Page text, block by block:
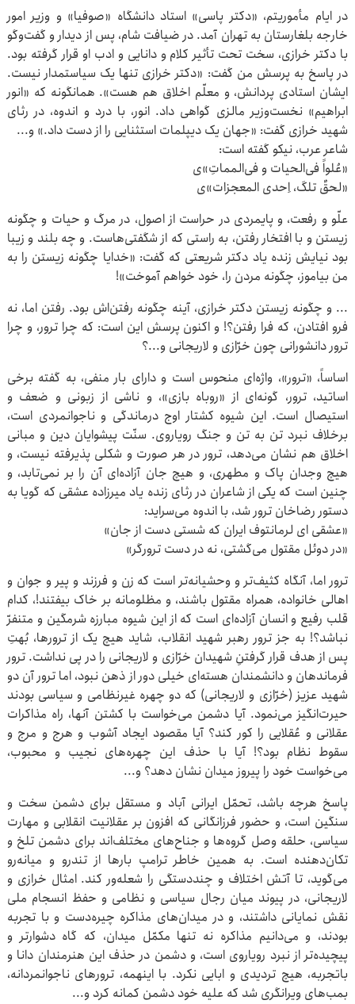
در ایام مأموریتم، «دکتر پاسی» استاد دانشگاه «صوفیا» و وزیر امور
خارجه بلغارستان به تهران آمد. در ضیافت شام، پس از دیدار و گفت‌وگو
با دکتر خرازی، سخت تحت تأثیر کلام و دانایی و ادب او قرار گرفته بود.
در پاسخ به پرسش من گفت: «دکتر خرازی تنها یک سیاستمدار نیست.
ایشان استادی پردانش، و معلّم اخلاق هم هست». همانگونه که «انور
ابراهیم» نخست‌وزیر مالزی گواهی داد. انور، با درد و اندوه، در رثای
شهید خرازی گفت: «جهان یک دیپلمات استثنایی را از دست داد.» و...
شاعر عرب، نیکو گفته است:
«عُلواً فی‌الحیات و فی‌المماتِ»ی
«لحقٌ تلکَ، اِحدی المعجزات»ی
علّو و رفعت، و پایمردی در حراست از اصول، در مرگ و حیات و چگونه
زیستن و با افتخار رفتن، به راستی که از شگفتی‌هاست. و چه بلند و زیبا
بود نیایش زنده یاد دکتر شریعتی که گفت: «خدایا چگونه زیستن را به
من بیاموز، چگونه مردن را، خود خواهم آموخت»!
... و چگونه زیستن دکتر خرازی، آینه چگونه رفتن‌اش بود. رفتن اما، نه
فرو افتادن، که فرا رفتن؟! و اکنون پرسش این است: که چرا ترور، و چرا
ترور دانشورانی چون خرّازی و لاریجانی و...؟
اساساً، «ترور»، واژه‌ای منحوس است و دارای بار منفی، به گفته برخی
اساتید، ترور، گونه‌ای از «روباه بازی»، و ناشی از زبونی و ضعف و
استیصال است. این شیوه کشتار اوج درماندگی و ناجوانمردی است،
برخلاف نبرد تن به تن و جنگ رویاروی. سنّت پیشوایان دین و مبانی
اخلاق هم نشان می‌دهد، ترور در هر صورت و شکلی پذیرفته نیست، و
هیچ وجدان پاک و مطهری، و هیچ جان آزاده‌ای آن را بر نمی‌تابد، و
چنین است که یکی از شاعران در رثای زنده یاد میرزاده عشقی که گویا به
دستور رضاخان ترور شد، با اندوه می‌سراید:
«عشقی ای لرمانتوف ایران که شستی دست از جان»
«در دوئل مقتول می‌گشتی، نه در دست ترورگر»
ترور اما، آنگاه کثیف‌تر و وحشیانه‌تر است که زن و فرزند و پیر و جوان و
اهالی خانواده، همراه مقتول باشند، و مظلومانه بر خاک بیفتند!، کدام
قلب رفیع و انسان آزاده‌ای است که از این شیوه مبارزه شرمگین و متنفرّ
نباشد؟! به جز ترور رهبر شهید انقلاب، شاید هیچ یک از ترورها، بُهتِ
پس از هدف قرار گرفتنِ شهیدان خرّازی و لاریجانی را در پی نداشت. ترور
فرماندهان و دانشمندان هسته‌ای خیلی دور از ذهن نبود، اما ترور آن دو
شهید عزیز (خرّازی و لاریجانی) که دو چهره غیرنظامی و سیاسی بودند
حیرت‌انگیز می‌نمود. آیا دشمن می‌خواست با کشتن آنها، راه مذاکرات
عقلانی و عُقلایی را کور کند؟ آیا مقصود ایجاد آشوب و هرج و مرج و
سقوط نظام بود؟! آیا با حذف این چهره‌های نجیب و محبوب،
می‌خواست خود را پیروز میدان نشان دهد؟ و...
پاسخ هرچه باشد، تحمّل ایرانی آباد و مستقل برای دشمن سخت و
سنگین است، و حضور فرزانگانی که افزون بر عقلانیت انقلابی و مهارت‌
سیاسی، حلقه وصل گروه‌ها و جناح‌های مختلف‌اند برای دشمن تلخ و
تکان‌دهنده است. به همین خاطر ترامپ بارها از تندرو و میانه‌رو
می‌گوید، تا آتش اختلاف و چنددستگی را شعله‌ور کند. امثال خرازی و
لاریجانی، در پیوند میان رجال سیاسی و نظامی و حفظ انسجام ملی
نقش نمایانی داشتند، و در میدان‌های مذاکره چیره‌دست و با تجربه
بودند، و می‌دانیم مذاکره نه تنها مکمّل میدان، که گاه دشوارتر و
پیچیده‌تر از نبرد رویاروی است، و دشمن در حذف این هنرمندان دانا و
باتجربه، هیچ تردیدی و ابایی نکرد. با اینهمه، ترورهای ناجوانمردانه،
بمب‌های ویرانگری شد که علیه خود دشمن کمانه کرد و...